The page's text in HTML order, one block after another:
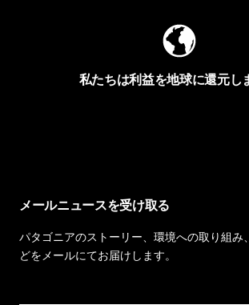
私たちは利益を地球に還元し
メールニュースを受け取る
パタゴニアのストーリー、環境への取り組み
どをメールにてお届けします。